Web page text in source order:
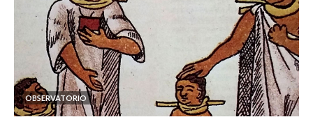
OBSERVATORIO